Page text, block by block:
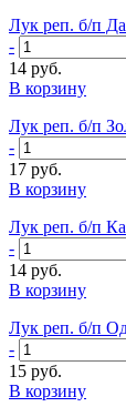
Лук реп. б/п
-
14 руб.
В корзину
Лук реп. б/п
-
17 руб.
В корзину
Лук реп. б/п
-
14 руб.
В корзину
Лук реп. б/п
-
15 руб.
В корзину